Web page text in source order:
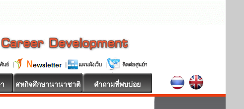
สหกิจศึกษานานาชาติ คำถามที่พบบ่อย